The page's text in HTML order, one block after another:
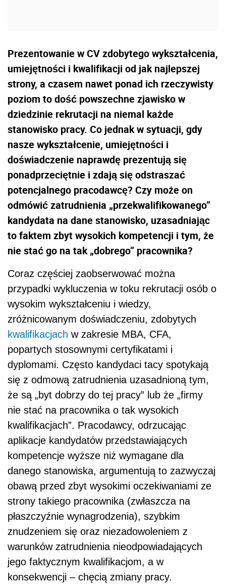
Prezentowanie w CV zdobytego wykształcenia,
umiejętności i kwalifikacji od jak najlepszej
strony, a czasem nawet ponad ich rzeczywisty
poziom to dość powszechne zjawisko w
dziedzinie rekrutacji na niemal każde
stanowisko pracy. Co jednak w sytuacji, gdy
nasze wykształcenie, umiejętności i
doświadczenie naprawdę prezentują się
ponadprzeciętnie i zdają się odstraszać
potencjalnego pracodawcę? Czy może on
odmówić zatrudnienia „przekwalifikowanego”
kandydata na dane stanowisko, uzasadniając
to faktem zbyt wysokich kompetencji i tym, że
nie stać go na tak „dobrego” pracownika?
Coraz częściej zaobserwować można
przypadki wykluczenia w toku rekrutacji osób o
wysokim wykształceniu i wiedzy,
zróżnicowanym doświadczeniu, zdobytych
kwalifikacjach w zakresie MBA, CFA,
popartych stosownymi certyfikatami i
dyplomami. Często kandydaci tacy spotykają
się z odmową zatrudnienia uzasadnioną tym,
że są „byt dobrzy do tej pracy” lub że „firmy
nie stać na pracownika o tak wysokich
kwalifikacjach”. Pracodawcy, odrzucając
aplikacje kandydatów przedstawiających
kompetencje wyższe niż wymagane dla
danego stanowiska, argumentują to zazwyczaj
obawą przed zbyt wysokimi oczekiwaniami ze
strony takiego pracownika (zwłaszcza na
płaszczyźnie wynagrodzenia), szybkim
znudzeniem się oraz niezadowoleniem z
warunków zatrudnienia nieodpowiadających
jego faktycznym kwalifikacjom, a w
konsekwencji – chęcią zmiany pracy.